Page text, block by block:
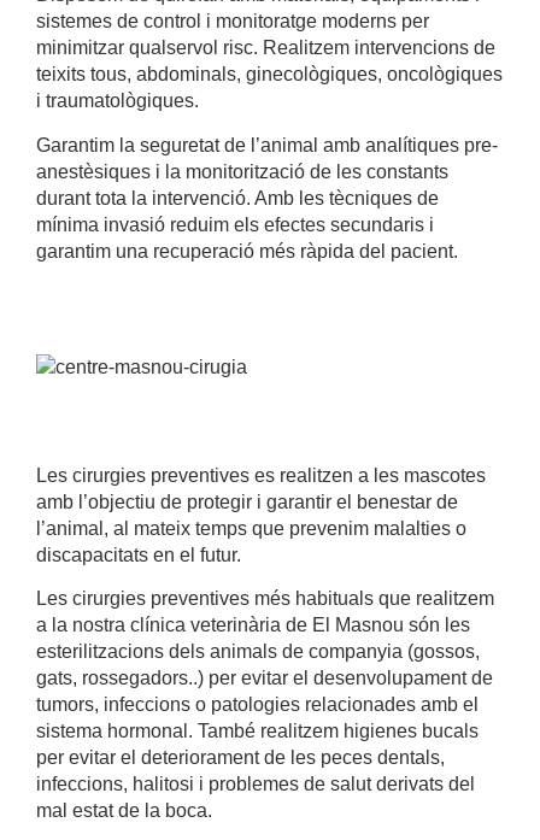
sistemes de control i monitoratge moderns per
minimitzar qualservol risc. Realitzem intervencions de
teixits tous, abdominals, ginecològiques, oncològiques
i traumatològiques.
Garantim la seguretat de l’animal amb analítiques pre-
anestèsiques i la monitorització de les constants
durant tota la intervenció. Amb les tècniques de
mínima invasió reduim els efectes secundaris i
garantim una recuperació més ràpida del pacient.
Les cirurgies preventives es realitzen a les mascotes
amb l’objectiu de protegir i garantir el benestar de
l’animal, al mateix temps que prevenim malalties o
discapacitats en el futur.
Les cirurgies preventives més habituals que realitzem
a la nostra clínica veterinària de El Masnou són les
esterilitzacions dels animals de companyia (gossos,
gats, rossegadors..) per evitar el desenvolupament de
tumors, infeccions o patologies relacionades amb el
sistema hormonal. També realitzem higienes bucals
per evitar el deteriorament de les peces dentals,
infeccions, halitosi i problemes de salut derivats del
mal estat de la boca.